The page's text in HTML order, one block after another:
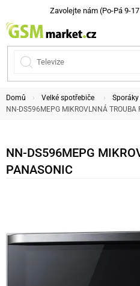
Zavolejte nám (Po-Pá 9-17
Domů Velké spotřebiče
NN-DS596MEPG MIKROVLNNÁ TROUBA
NN-DS596MEPG
PANASONIC